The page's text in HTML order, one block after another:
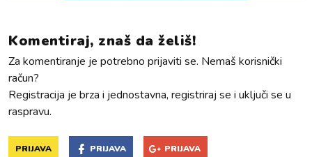
Komentiraj, znaš da želiš!
Za komentiranje je potrebno prijaviti se. Nemaš korisnički
račun?
Registracija je brza i jednostavna, registriraj se i uključi se u
raspravu.
PRIJAVA PRIJAVA PRIJAVA